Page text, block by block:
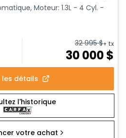
Moteur: 1.3L - 4 Cyl. -
32 995$+ tx
30 000$
les détails
l'historique
votre achat